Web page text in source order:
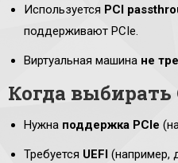
Используется PCI
поддерживают PCIe.
Виртуальная машина не
Когда выбирать
Нужна поддержка PCIe
Требуется UEFI (например,